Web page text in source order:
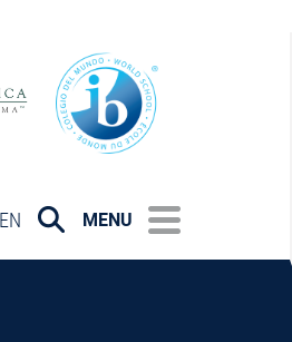
EN MENU